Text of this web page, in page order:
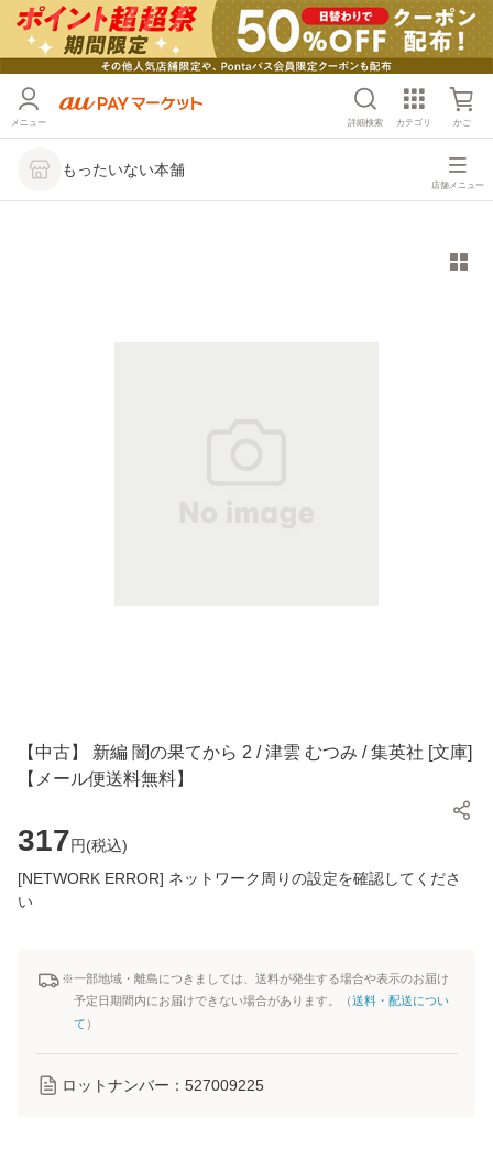
メニュー 詳細検索 カテゴリ かご
もったいない本舗
店舗メニュー
【中古】 新編 闇の果てから 2 / 津雲 むつみ / 集英社 [文庫]
【メール便送料無料】
317円(税込)
[NETWORK ERROR] ネットワーク周りの設定を確認してくださ
い
※一部地域・離島につきましては、送料が発生する場合や表示のお届け
予定日期間内にお届けできない場合があります。（送料・配送につい
て ）
ロットナンバー： 527009225